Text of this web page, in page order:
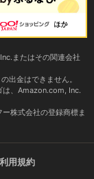
またはその関連会社
出金はできません。
、Amazon.com, Inc.
株式会社の登録商標ま
利用規約